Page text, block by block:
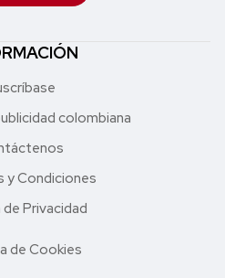
colombiana
y Condiciones
Privacidad
de Cookies